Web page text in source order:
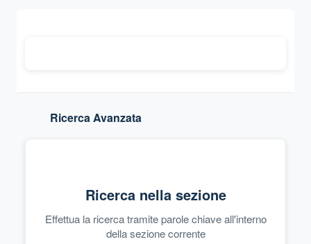
Ricerca Avanzata
Ricerca nella sezione
Effettua la ricerca tramite parole chiave all'interno
della sezione corrente